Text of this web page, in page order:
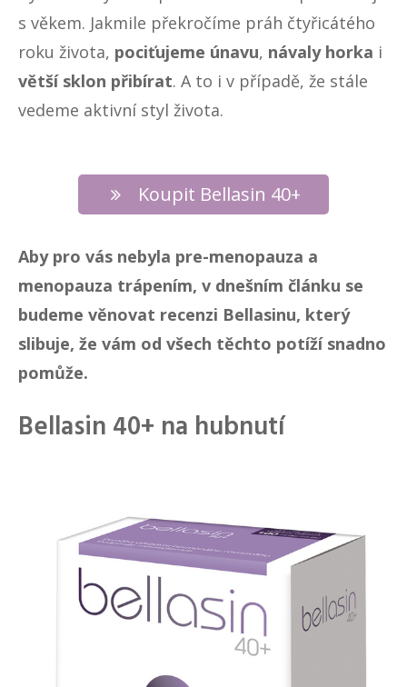
s věkem. Jakmile překročíme práh čtyřicátého
roku života, pociťujeme únavu, návaly horka i
větší sklon přibírat. A to i v případě, že stále
vedeme aktivní styl života.
Koupit Bellasin 40+
Aby pro vás nebyla pre-menopauza a
menopauza trápením, v dnešním článku se
budeme věnovat recenzi Bellasinu, který
slibuje, že vám od všech těchto potíží snadno
pomůže.
Bellasin 40+ na hubnutí